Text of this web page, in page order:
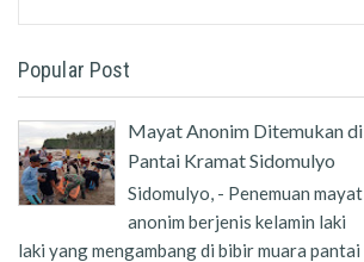
Popular Post
Mayat Anonim Ditemukan di
Pantai Kramat Sidomulyo
Sidomulyo, - Penemuan mayat
anonim berjenis kelamin laki
laki yang mengambang di bibir muara pantai